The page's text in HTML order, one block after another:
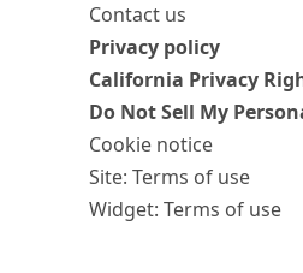
Contact us
Privacy policy
California Privacy
Do Not Sell My
Cookie notice
Site: Terms of use
Widget: Terms of use